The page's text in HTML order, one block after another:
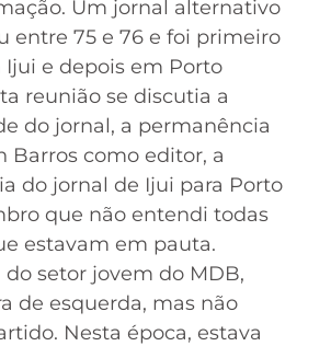
Um jornal alternativo
entre 75 e 76 e foi primeiro
e depois em Porto
reunião se discutia a
do jornal, a permanência
Barros como editor, a
do jornal de Ijui para Porto
que não entendi todas
estavam em pauta.
setor jovem do MDB,
de esquerda, mas não
Nesta época, estava